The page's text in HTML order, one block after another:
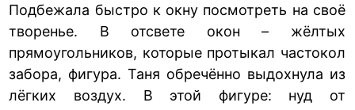
Подбежала быстро к окну посмотреть на своё
творенье. В отсвете окон – жёлтых
прямоугольников, которые протыкал частокол
забора, фигура. Таня обречённо выдохнула из
лёгких воздух. В этой фигуре: нуд от